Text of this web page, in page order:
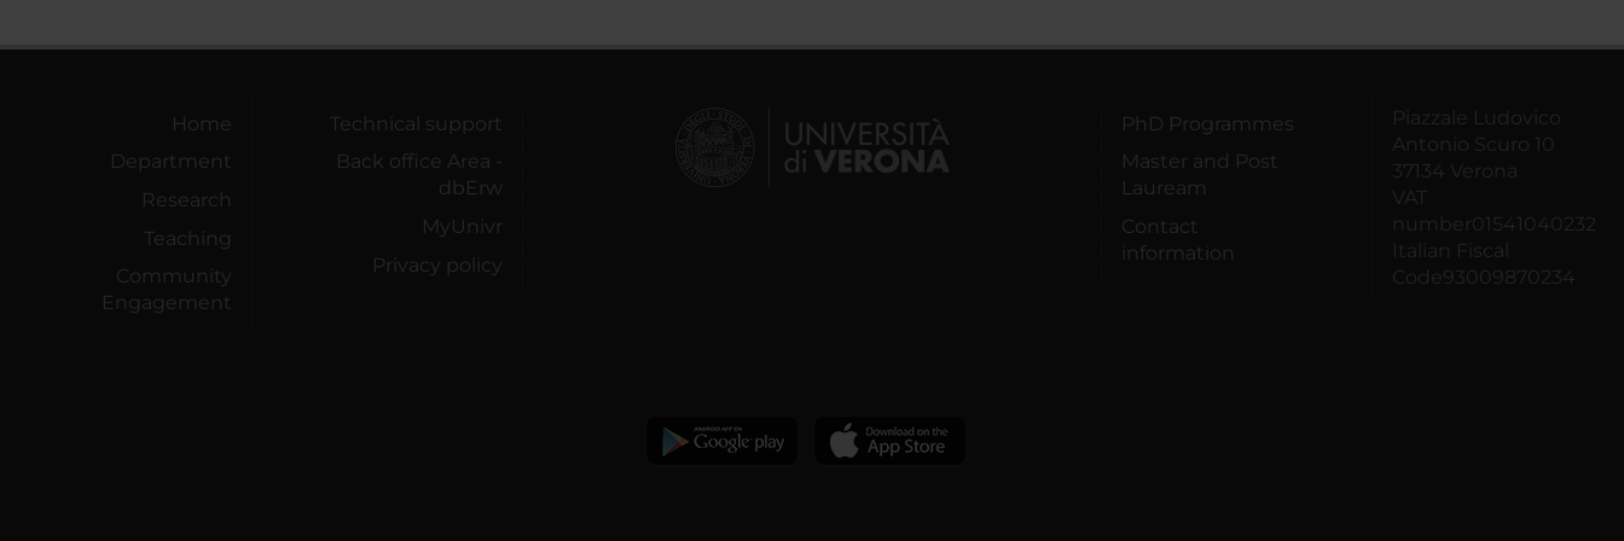
Home
Department
Research
Teaching
Community
Engagement
Technical support
Back office Area -
dbErw
MyUnivr
Privacy policy
PhD Programmes
Master and Post
Lauream
Contact
information
Piazzale Ludovico
Antonio Scuro 10
37134 Verona
VAT
number01541040232
Italian Fiscal
Code93009870234